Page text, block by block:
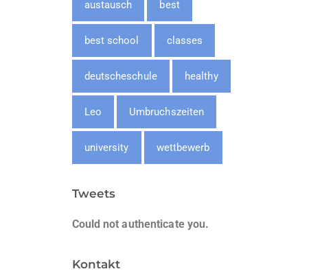
austausch best
best school classes
deutscheschule healthy
Leo Umbruchszeiten
university wettbewerb
Tweets
Could not authenticate you.
Kontakt